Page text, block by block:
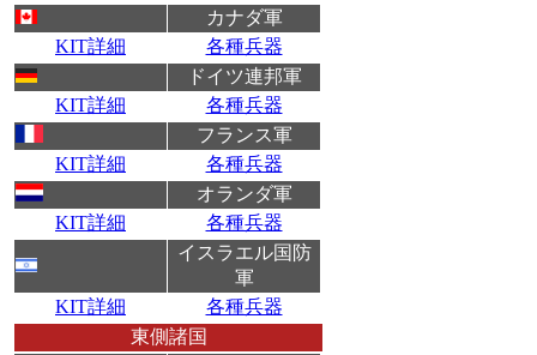
カナダ軍
KIT詳細
各種兵器
ドイツ連邦軍
KIT詳細
各種兵器
フランス軍
KIT詳細
各種兵器
オランダ軍
KIT詳細
各種兵器
イスラエル国防
軍
KIT詳細
各種兵器
東側諸国